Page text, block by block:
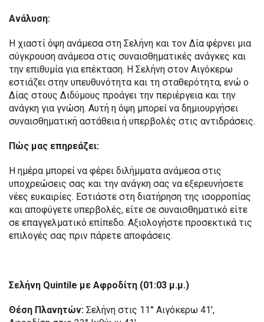
Ανάλυση:
Η χιαστί όψη ανάμεσα στη Σελήνη και τον Δία φέρνει μια
σύγκρουση ανάμεσα στις συναισθηματικές ανάγκες και
την επιθυμία για επέκταση. Η Σελήνη στον Αιγόκερω
εστιάζει στην υπευθυνότητα και τη σταθερότητα, ενώ ο
Δίας στους Διδύμους προάγει την περιέργεια και την
ανάγκη για γνώση. Αυτή η όψη μπορεί να δημιουργήσει
συναισθηματική αστάθεια ή υπερβολές στις αντιδράσεις.
Πώς μας επηρεάζει:
Η ημέρα μπορεί να φέρει διλήμματα ανάμεσα στις
υποχρεώσεις σας και την ανάγκη σας να εξερευνήσετε
νέες ευκαιρίες. Εστιάστε στη διατήρηση της ισορροπίας
και αποφύγετε υπερβολές, είτε σε συναισθηματικό είτε
σε επαγγελματικό επίπεδο. Αξιολογήστε προσεκτικά τις
επιλογές σας πριν πάρετε αποφάσεις.
Σελήνη Quintile με Αφροδίτη (01:03 μ.μ.)
Θέση Πλανητών: Σελήνη στις 11° Αιγόκερω 41′,